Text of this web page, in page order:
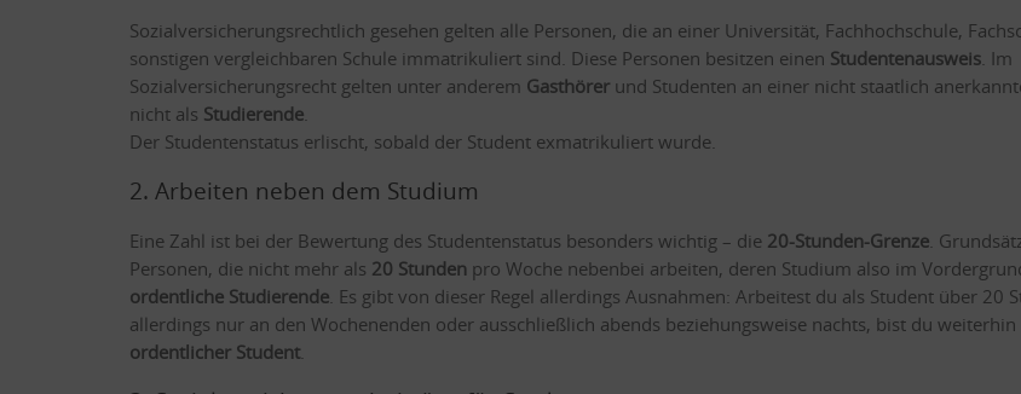
Sozialversicherungsrechtlich gesehen gelten alle Personen, die an einer Universität, Fachhochschule,
sonstigen vergleichbaren Schule immatrikuliert sind. Diese Personen besitzen einen Studentenausweis . Im
Sozialversicherungsrecht gelten unter anderem Gasthörer und Studenten an einer nicht staatlich
nicht als Studierende
Der Studentenstatus erlischt, sobald der Student exmatrikuliert wurde.
2. Arbeiten neben dem Studium
Eine Zahl ist bei der Bewertung des Studentenstatus besonders wichtig – die 20-Stunden-Grenze .
Personen, die nicht mehr als 20 Stunden pro Woche nebenbei arbeiten, deren Studium also im
ordentliche Studierende . Es gibt von dieser Regel allerdings Ausnahmen: Arbeitest du als Student über 20
allerdings nur an den Wochenenden oder ausschließlich abends beziehungsweise nachts, bist du weiterhin
ordentlicher Student